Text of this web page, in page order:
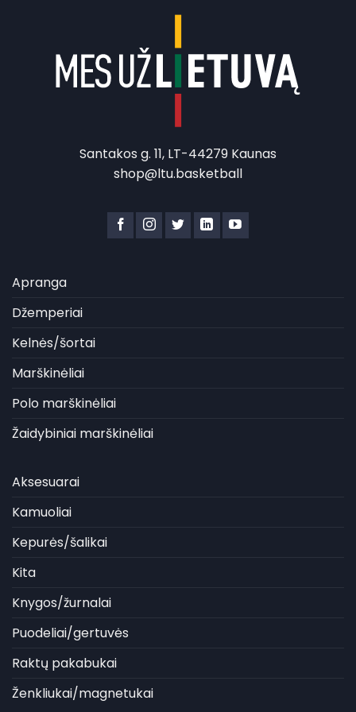
Santakos g. 11, LT-44279 Kaunas
shop@ltu.basketball
Apranga
Džemperiai
Kelnės/šortai
Marškinėliai
Polo marškinėliai
Žaidybiniai marškinėliai
Aksesuarai
Kamuoliai
Kepurės/šalikai
Kita
Knygos/žurnalai
Puodeliai/gertuvės
Raktų pakabukai
Ženkliukai/magnetukai